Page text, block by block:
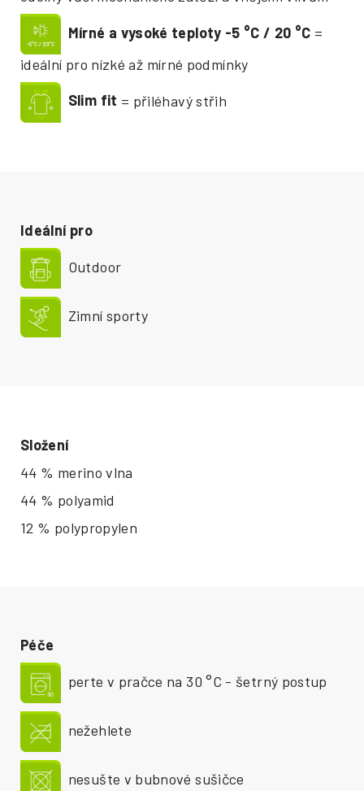
Péče
perte v pračce na 30 °C - šetrný postup
nežehlete
nesušte v bubnové sušičce
Složení
44 % merino vlna
44 % polyamid
12 % polypropylen
Ideální pro
Outdoor
Zimní sporty
Mírné a vysoké teploty -5 °C / 20 °C =
ideální pro nízké až mírné podmínky
Slim fit = přiléhavý střih